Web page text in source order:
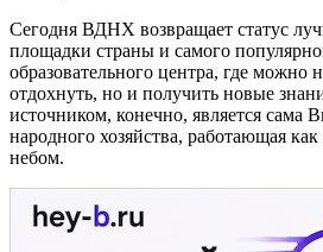
Сегодня ВДНХ возвращает статус
площадки страны и самого
образовательного центра, где можно
отдохнуть, но и получить новые
источником, конечно, является сама
народного хозяйства, работающая
небом.